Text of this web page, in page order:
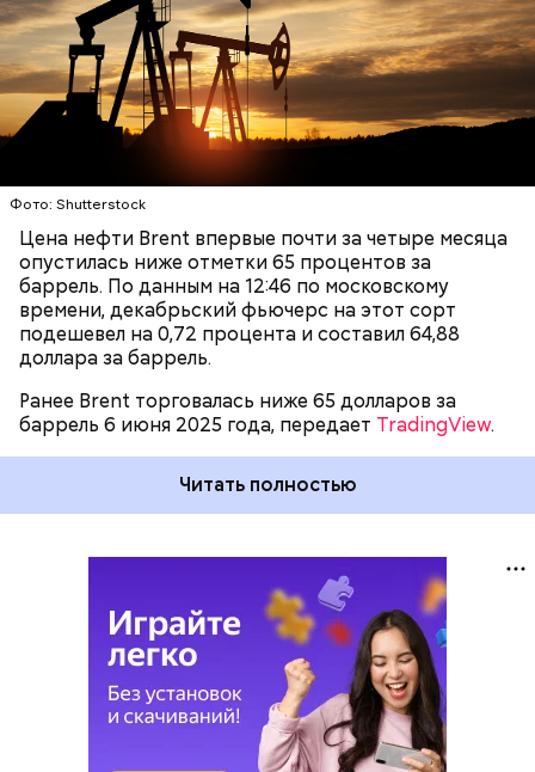
Фото: Shutterstock
Цена нефти Brent впервые почти за четыре месяца
опустилась ниже отметки 65 процентов за
баррель. По данным на 12:46 по московскому
времени, декабрьский фьючерс на этот сорт
подешевел на 0,72 процента и составил 64,88
доллара за баррель.
Ранее Brent торговалась ниже 65 долларов за
баррель 6 июня 2025 года, передает TradingView.
может укрепиться по отношению к рублю в
октябре–декабре, поскольку окончание
туристического сезона в сентябре может
временно спровоцировать снижение спроса на
валюту.
Читать полностью
ЦЕНЫ НЕФТЬ ДОЛЛАР